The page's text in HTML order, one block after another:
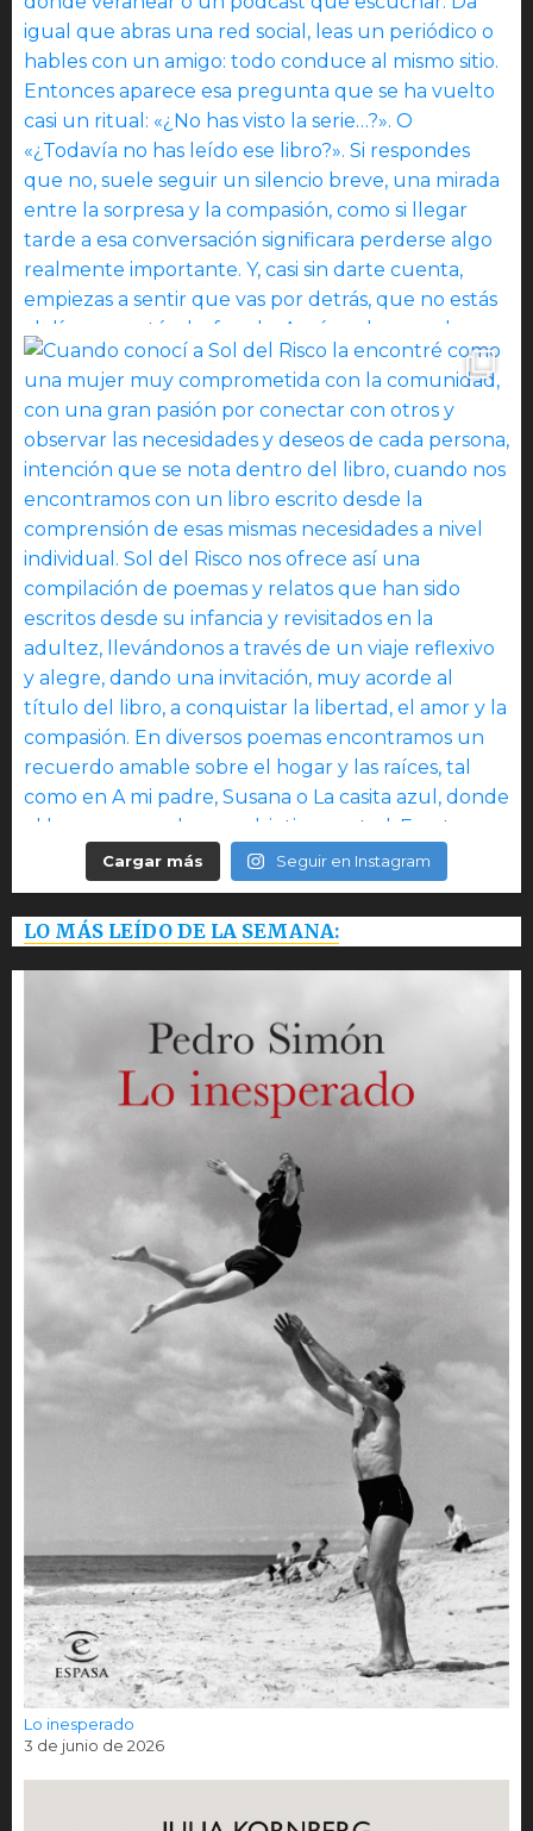
Cargar más Seguir en Instagram
LO MÁS LEÍDO DE LA SEMANA:
Lo inesperado
3 de junio de 2026